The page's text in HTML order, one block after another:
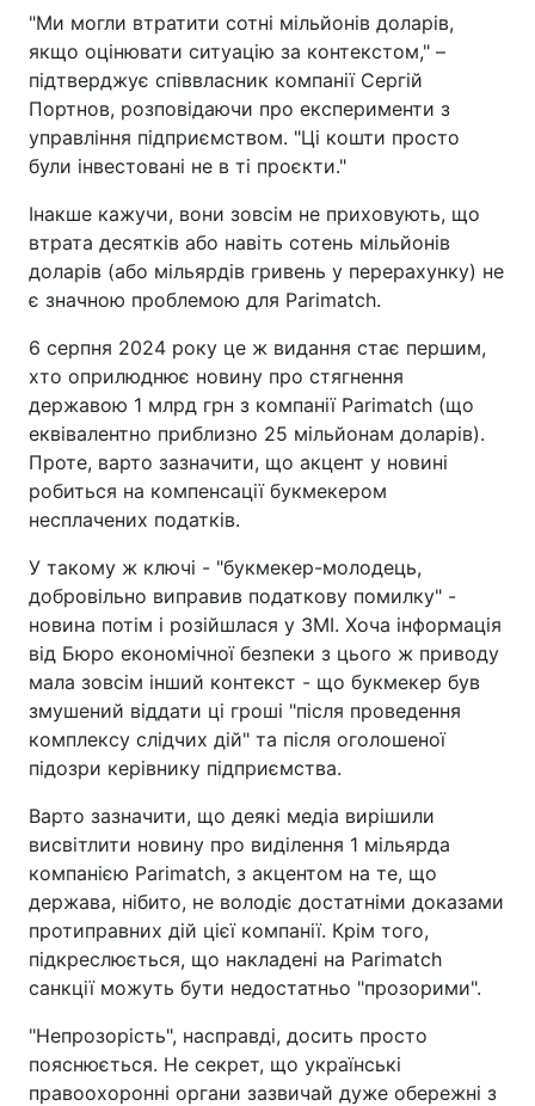
"Ми могли втратити сотні мільйонів доларів,
якщо оцінювати ситуацію за контекстом," –
підтверджує співвласник компанії Сергій
Портнов, розповідаючи про експерименти з
управління підприємством. "Ці кошти просто
були інвестовані не в ті проєкти."
Інакше кажучи, вони зовсім не приховують, що
втрата десятків або навіть сотень мільйонів
доларів (або мільярдів гривень у перерахунку) не
є значною проблемою для Parimatch.
6 серпня 2024 року це ж видання стає першим,
хто оприлюднює новину про стягнення
державою 1 млрд грн з компанії Parimatch (що
еквівалентно приблизно 25 мільйонам доларів).
Проте, варто зазначити, що акцент у новині
робиться на компенсації букмекером
несплачених податків.
У такому ж ключі - "букмекер-молодець,
добровільно виправив податкову помилку" -
новина потім і розійшлася у ЗМІ. Хоча інформація
від Бюро економічної безпеки з цього ж приводу
мала зовсім інший контекст - що букмекер був
змушений віддати ці гроші "після проведення
комплексу слідчих дій" та після оголошеної
підозри керівнику підприємства.
Варто зазначити, що деякі медіа вирішили
висвітлити новину про виділення 1 мільярда
компанією Parimatch, з акцентом на те, що
держава, нібито, не володіє достатніми доказами
протиправних дій цієї компанії. Крім того,
підкреслюється, що накладені на Parimatch
санкції можуть бути недостатньо "прозорими".
"Непрозорість", насправді, досить просто
пояснюється. Не секрет, що українські
правоохоронні органи зазвичай дуже обережні з